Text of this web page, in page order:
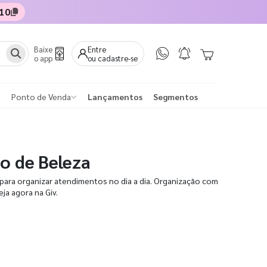
Baixe
o app
Entre
ou cadastre-se
Ponto de Venda Lançamentos Segmentos
de Beleza
organizar atendimentos no dia a dia. Organização com
agora na Giv.